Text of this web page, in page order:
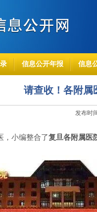
信息公开年报 信息
请查收！各附属
发布时
小编整合了复旦各附属医